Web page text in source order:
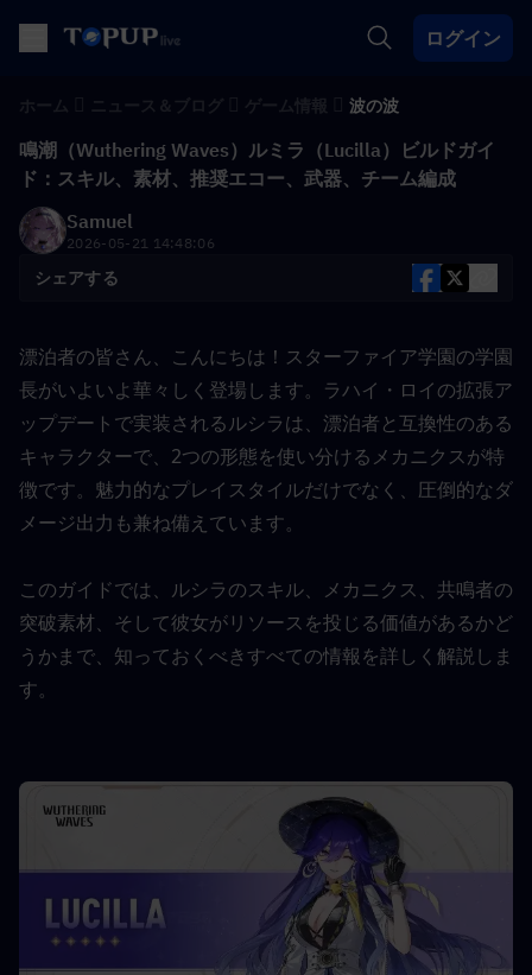
ログイン
波の波
鳴潮（Wuthering Waves）ルミラ（Lucilla）ビルドガイ
ド：スキル、素材、推奨エコー、武器、チーム編成
Samuel
2026-05-21 14:48:06
シェアする
漂泊者の皆さん、こんにちは！スターファイア学園の学園
長がいよいよ華々しく登場します。ラハイ・ロイの拡張ア
ップデートで実装されるルシラは、漂泊者と互換性のある
キャラクターで、2つの形態を使い分けるメカニクスが特
徴です。魅力的なプレイスタイルだけでなく、圧倒的なダ
メージ出力も兼ね備えています。
このガイドでは、ルシラのスキル、メカニクス、共鳴者の
突破素材、そして彼女がリソースを投じる価値があるかど
うかまで、知っておくべきすべての情報を詳しく解説しま
す。